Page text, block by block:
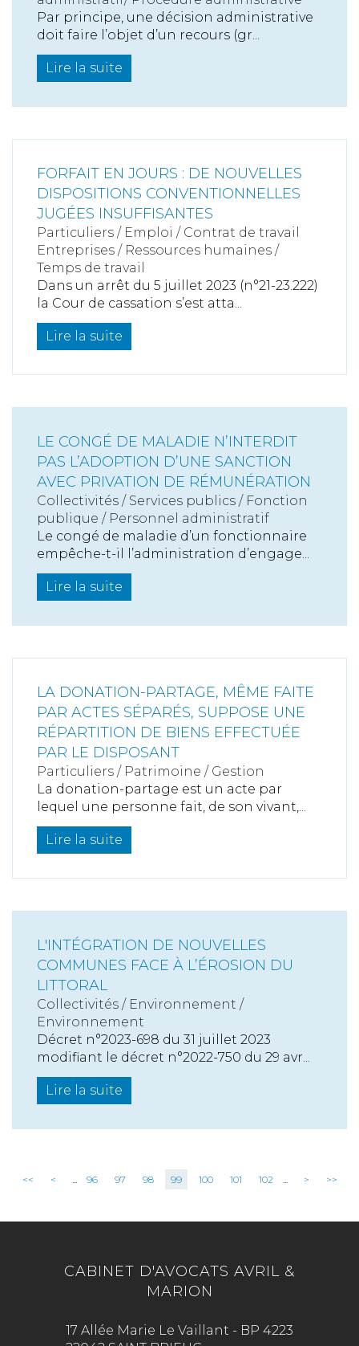
Par principe, une décision administrative
doit faire l’objet d’un recours (gr...
Lire la suite
FORFAIT EN JOURS : DE NOUVELLES
DISPOSITIONS CONVENTIONNELLES
JUGÉES INSUFFISANTES
Particuliers / Emploi / Contrat de travail
Entreprises / Ressources humaines /
Temps de travail
Dans un arrêt du 5 juillet 2023 (n°21-23.222)
la Cour de cassation s’est atta...
Lire la suite
LE CONGÉ DE MALADIE N’INTERDIT
PAS L’ADOPTION D’UNE SANCTION
AVEC PRIVATION DE RÉMUNÉRATION
Collectivités / Services publics / Fonction
publique / Personnel administratif
Le congé de maladie d’un fonctionnaire
empêche-t-il l’administration d’engage...
Lire la suite
LA DONATION-PARTAGE, MÊME FAITE
PAR ACTES SÉPARÉS, SUPPOSE UNE
RÉPARTITION DE BIENS EFFECTUÉE
PAR LE DISPOSANT
Particuliers / Patrimoine / Gestion
La donation-partage est un acte par
lequel une personne fait, de son vivant,...
Lire la suite
L'INTÉGRATION DE NOUVELLES
COMMUNES FACE À L’ÉROSION DU
LITTORAL
Collectivités / Environnement /
Environnement
Décret n°2023-698 du 31 juillet 2023
modifiant le décret n°2022-750 du 29 avr...
Lire la suite
<< < ... 96 97 98 99 100 101 102 ... > >>
CABINET D'AVOCATS AVRIL &
MARION
17 Allée Marie Le Vaillant - BP 4223